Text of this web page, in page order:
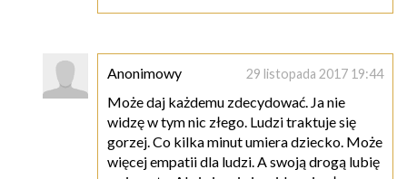
Anonimowy 29 listopada 2017 19:44
Może daj każdemu zdecydować. Ja nie
widzę w tym nic złego. Ludzi traktuje się
gorzej. Co kilka minut umiera dziecko. Może
więcej empatii dla ludzi. A swoją drogą lubię